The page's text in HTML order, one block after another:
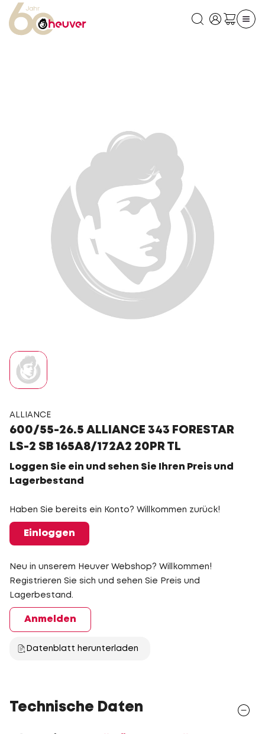
ALLIANCE
600/55-26.5 ALLIANCE 343 FORESTAR
LS-2 SB 165A8/172A2 20PR TL
Loggen Sie ein und sehen Sie Ihren Preis und
Lagerbestand
Haben Sie bereits ein Konto? Willkommen zurück!
Einloggen
Neu in unserem Heuver Webshop? Willkommen!
Registrieren Sie sich und sehen Sie Preis und
Lagerbestand.
Anmelden
Datenblatt herunterladen
Technische Daten